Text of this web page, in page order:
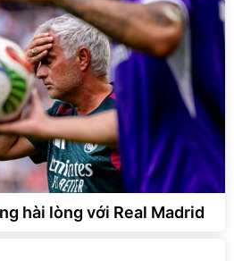
hài lòng với Real Madrid